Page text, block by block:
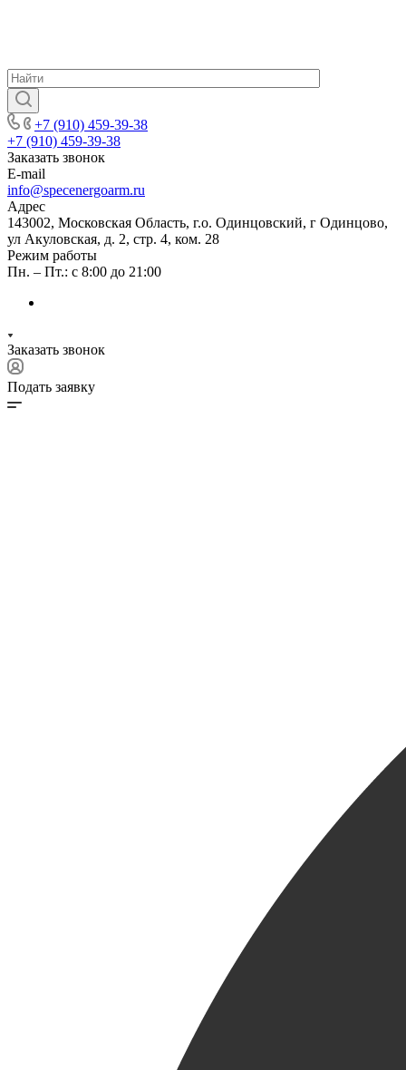
+7 (910) 459-39-38
+7 (910) 459-39-38
Заказать звонок
E-mail
info@specenergoarm.ru
Адрес
143002, Московская Область, г.о. Одинцовский, г Одинцово,
ул Акуловская, д. 2, стр. 4, ком. 28
Режим работы
Пн. – Пт.: с 8:00 до 21:00
Заказать звонок
Подать заявку